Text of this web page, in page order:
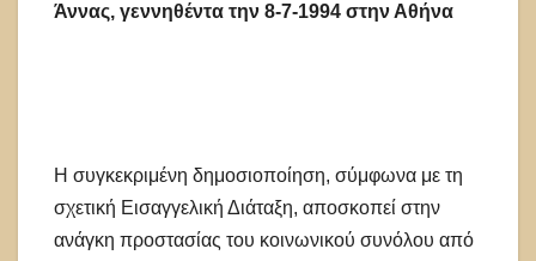
Άννας, γεννηθέντα την 8-7-1994 στην Αθήνα
Η συγκεκριμένη δημοσιοποίηση, σύμφωνα με τη
σχετική Εισαγγελική Διάταξη, αποσκοπεί στην
ανάγκη προστασίας του κοινωνικού συνόλου από